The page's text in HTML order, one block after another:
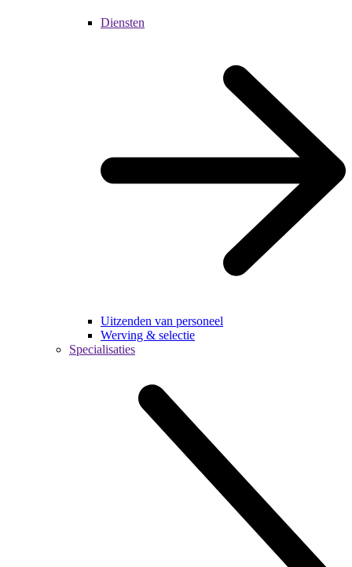
Diensten
Uitzenden van personeel
Werving & selectie
Specialisaties